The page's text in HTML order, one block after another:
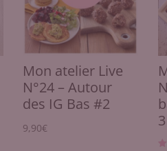
Mon atelier Live
N°24 – Autour
des IG Bas #2
9,90€